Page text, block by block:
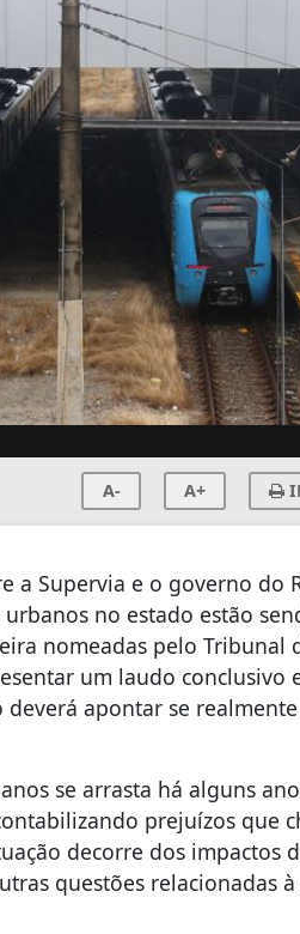
A- A+
a Supervia e o governo do
no estado estão
nomeadas pelo Tribunal
um laudo
apontar se
se arrasta há alguns
prejuízos que
decorre dos impactos
questões relacionadas